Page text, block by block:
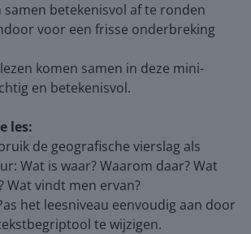
samen betekenisvol af te ronden
voor een frisse onderbreking
komen samen in deze mini-
en betekenisvol.
les:
de geografische vierslag als
Wat is waar? Waarom daar? Wat
Wat vindt men ervan?
het leesniveau eenvoudig aan door
te wijzigen.